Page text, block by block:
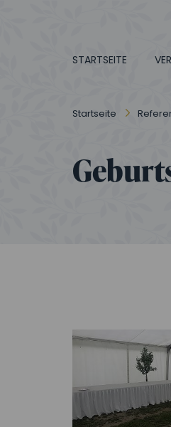
STARTSEITE
Startseite